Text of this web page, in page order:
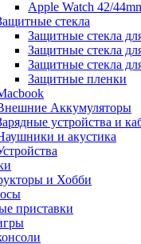
Apple Watch 42/
стекла
Защитные стекла
Защитные стекла
Защитные стекла
Защитные пленки
Аккумуляторы
устройства и
и акустика
и Хобби
приставки